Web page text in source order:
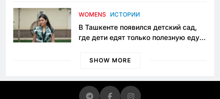
приговору
WOMENS ИСТОРИИ
В Ташкенте появился детский сад,
где дети едят только полезную еду.
просить «кашу без сахара»
SHOW MORE